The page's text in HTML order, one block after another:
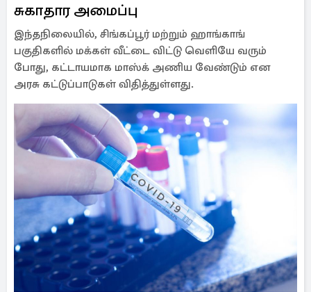
சுகாதார அமைப்பு
இந்தநிலையில், சிங்கப்பூர் மற்றும் ஹாங்காங்
பகுதிகளில் மக்கள் வீட்டை விட்டு வெளியே வரும்
போது, கட்டாயமாக மாஸ்க் அணிய வேண்டும் என
அரசு கட்டுப்பாடுகள் விதித்துள்ளது.